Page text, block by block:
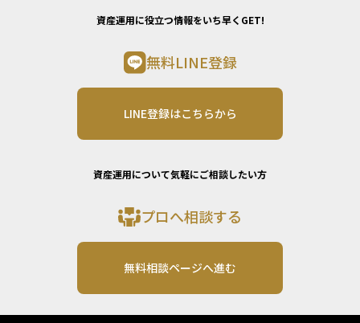
資産運用に役立つ情報をいち早くGET!
無料LINE登録
LINE登録はこちらから
資産運用について気軽にご相談したい方
プロへ相談する
無料相談ページへ進む